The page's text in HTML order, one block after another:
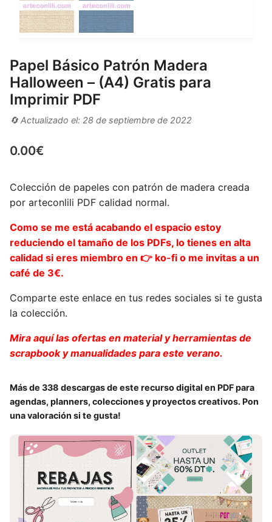
Papel Básico Patrón Madera
Halloween – (A4) Gratis para
Imprimir PDF
🔄 Actualizado el: 28 de septiembre de 2022
0.00€
Colección de papeles con patrón de madera creada
por arteconlili PDF calidad normal.
Como se me está acabando el espacio estoy
reduciendo el tamaño de los PDFs, lo tienes en alta
calidad si eres miembro en 👉 ko-fi o me invitas a un
café de 3€.
Comparte este enlace en tus redes sociales si te gusta
la colección.
Mira aquí las ofertas en material y herramientas de
scrapbook y manualidades para este verano.
Más de 338 descargas de este recurso digital en PDF para
agendas, planners, colecciones y proyectos creativos. Pon
una valoración si te gusta!